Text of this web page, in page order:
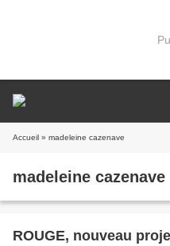
Accueil » madeleine cazenave
madeleine cazenave
ROUGE, nouveau